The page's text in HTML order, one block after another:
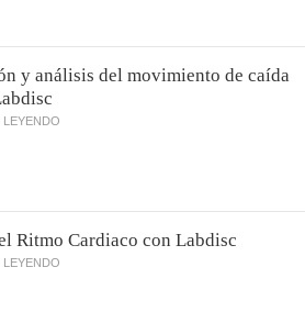
y análisis del movimiento de caída
Ritmo Cardiaco con Labdisc